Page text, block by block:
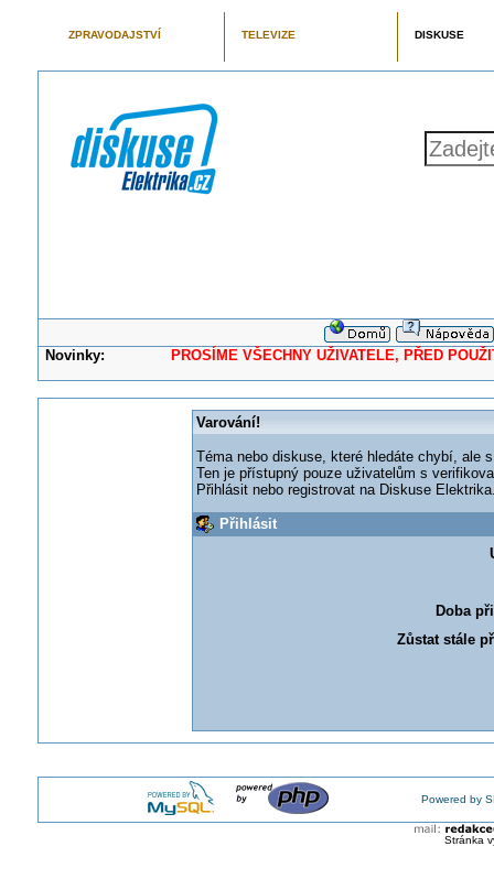
ZPRAVODAJSTVÍ TELEVIZE DISKUSE
Novinky: PROSÍME VŠECHNY UŽIVATELE, PŘED
Varování!
Téma nebo diskuse, které hledáte chybí, ale
Ten je přístupný pouze uživatelům s
Přihlásit nebo registrovat na Diskuse
Přihlásit
Doba
Zůstat stále
Powered by
Stránka